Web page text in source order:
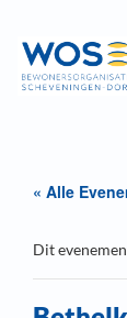
« Alle
Dit